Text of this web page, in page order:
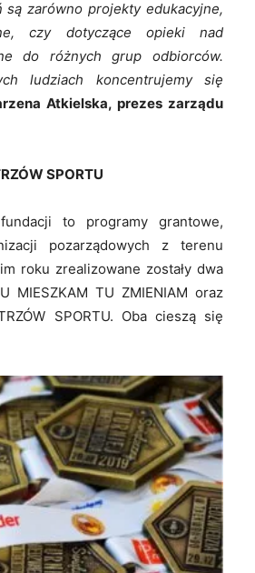
są zarówno projekty edukacyjne,
czy dotyczące opieki nad
do różnych grup odbiorców.
ludziach koncentrujemy się
Atkielska, prezes zarządu
SPORTU
to programy grantowe,
pozarządowych z terenu
roku zrealizowane zostały dwa
MIESZKAM TU ZMIENIAM oraz
SPORTU. Oba cieszą się